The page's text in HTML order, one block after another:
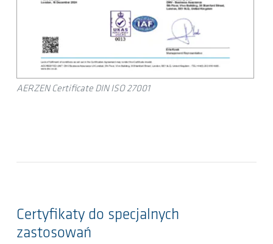
AERZEN Certificate DIN ISO 27001
Certyfikaty do specjalnych
zastosowań